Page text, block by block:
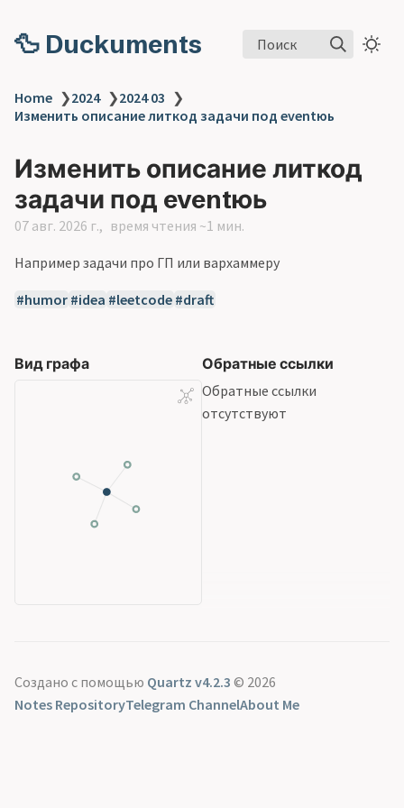
🦆 Duckuments Поиск
Home ❯2024 ❯2024 03 ❯
Изменить описание литкод задачи под eventюь
Изменить описание литкод
задачи под eventюь
07 авг. 2026 г. время чтения ~1 мин.
Например задачи про ГП или вархаммеру
humor idea leetcode draft
Вид графа
Обратные ссылки
Обратные ссылки
отсутствуют
Создано с помощью Quartz v4.2.3 © 2026
Notes RepositoryTelegram ChannelAbout Me